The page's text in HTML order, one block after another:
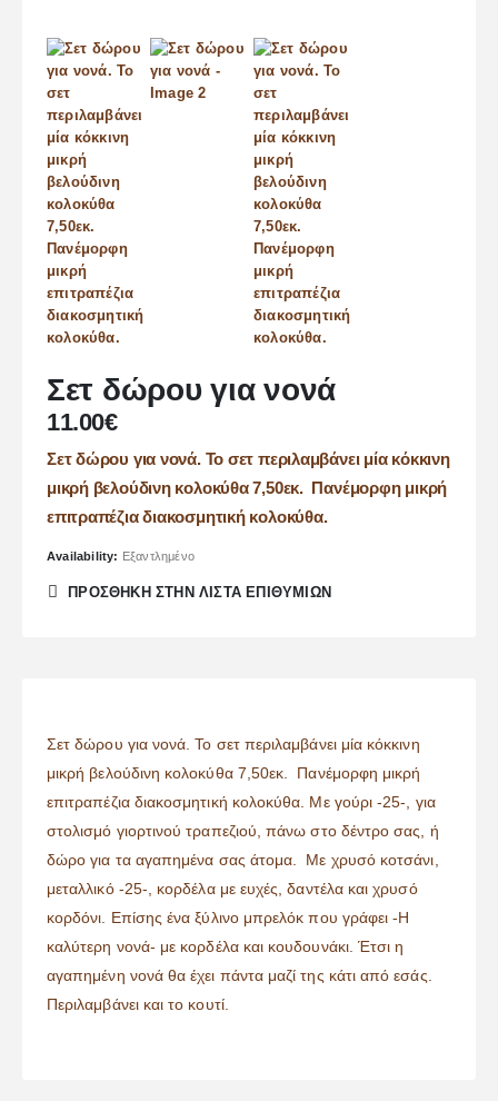
Σετ δώρου για νονά
11.00€
Σετ δώρου για νονά. Το σετ περιλαμβάνει μία κόκκινη
μικρή βελούδινη κολοκύθα 7,50εκ. Πανέμορφη μικρή
επιτραπέζια διακοσμητική κολοκύθα.
Availability: Εξαντλημένο
ΠΡΌΣΘΉΚΗ ΣΤΗΝ ΛΊΣΤΑ ΕΠΙΘΥΜΙΏΝ
Σετ δώρου για νονά. Το σετ περιλαμβάνει μία κόκκινη
μικρή βελούδινη κολοκύθα 7,50εκ. Πανέμορφη μικρή
επιτραπέζια διακοσμητική κολοκύθα. Με γούρι -25-, για
στολισμό γιορτινού τραπεζιού, πάνω στο δέντρο σας, ή
δώρο για τα αγαπημένα σας άτομα. Με χρυσό κοτσάνι,
μεταλλικό -25-, κορδέλα με ευχές, δαντέλα και χρυσό
κορδόνι. Επίσης ένα ξύλινο μπρελόκ που γράφει -Η
καλύτερη νονά- με κορδέλα και κουδουνάκι. Έτσι η
αγαπημένη νονά θα έχει πάντα μαζί της κάτι από εσάς.
Περιλαμβάνει και το κουτί.